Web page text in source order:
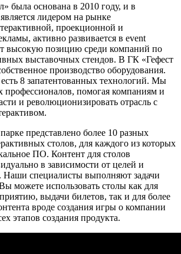
была основана в 2010 году, и в
лидером на рынке
проекционной и
активно развивается в event
высокую позицию среди компаний по
выставочных стендов. В ГК «Гефест
производство оборудования.
8 запатентованных технологий. Мы
профессионалов, помогая компаниям и
и революционизировать отрасль с
представлено более 10 разных
столов, для каждого из которых
ПО. Контент для столов
в зависимости от целей и
Наши специалисты выполняют задачи
можете использовать столы как для
выдачи билетов, так и для более
вроде создания игры о компании
этапов создания продукта.